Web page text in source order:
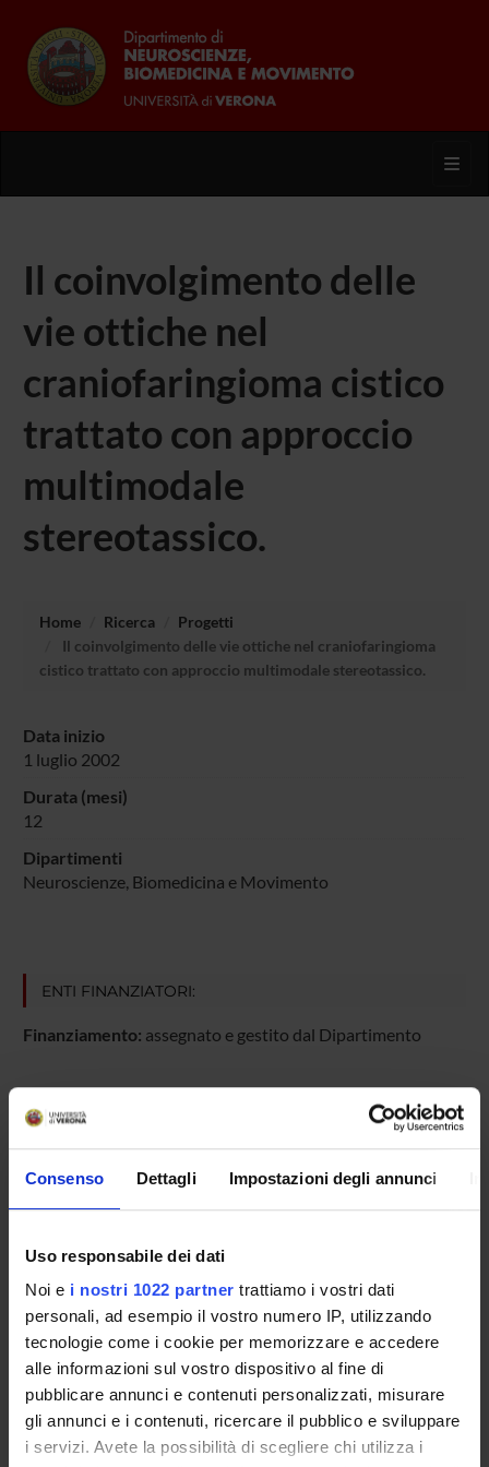
Consenso Dettagli Impostazioni degli annunci
Uso responsabile dei dati
Noi e i nostri 1022 partner trattiamo i vostri dati
personali, ad esempio il vostro numero IP, utilizzando
tecnologie come i cookie per memorizzare e accedere
alle informazioni sul vostro dispositivo al fine di
pubblicare annunci e contenuti personalizzati, misurare
gli annunci e i contenuti, ricercare il pubblico e sviluppare
i servizi. Avete la possibilità di scegliere chi utilizza i
Il coinvolgimento delle
vie ottiche nel
craniofaringioma cistico
trattato con approccio
multimodale
stereotassico.
Home Ricerca
Progetti
Il coinvolgimento delle vie ottiche nel craniofaringioma
cistico trattato con approccio multimodale stereotassico.
Data inizio
1 luglio 2002
Durata (mesi)
12
Dipartimenti
Neuroscienze, Biomedicina e Movimento
ENTI FINANZIATORI:
Finanziamento: assegnato e gestito dal Dipartimento
PARTECIPANTI AL PROGETTO
Massimo Gerosa
COLLABORATORI ESTERNI
Adriana Bonora
Azienda Ospedaliera di Verona
SEZIONI